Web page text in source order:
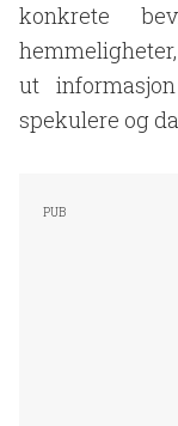
konkrete
ut
spekulere og